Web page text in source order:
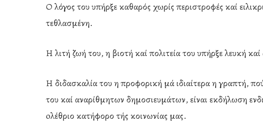
Ο λόγος του υπήρξε καθαρός χωρίς περιστροφές καί
τεθλασμένη.
Η λιτή ζωή του, η βιοτή καί πολιτεία του υπήρξε λευκή
Η διδασκαλία του η προφορική μά ιδιαίτερα η γραπτή,
του καί αναρίθμητων δημοσιευμάτων, είναι εκδήλωση
oλέθριο κατήφορο τής κοινωνίας μας.